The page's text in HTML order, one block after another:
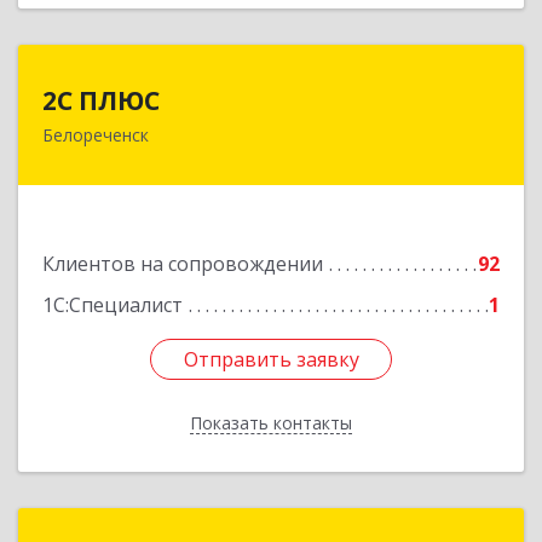
2С ПЛЮС
Белореченск
Клиентов на сопровождении
92
1С:Специалист
1
Отправить заявку
Показать контакты
352630, Краснодарский край, Белореченский р-
Отправить заявку
Назад